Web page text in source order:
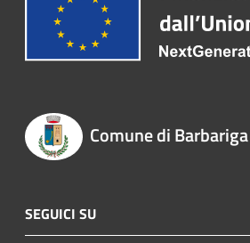
Comune di Barbariga
SEGUICI SU